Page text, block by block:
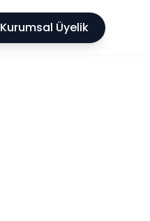
Kurumsal Üyelik